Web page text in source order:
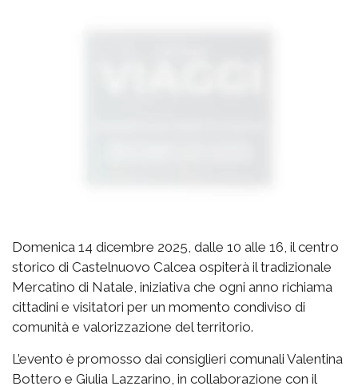
Domenica 14 dicembre 2025, dalle 10 alle 16, il centro
storico di Castelnuovo Calcea ospiterà il tradizionale
Mercatino di Natale, iniziativa che ogni anno richiama
cittadini e visitatori per un momento condiviso di
comunità e valorizzazione del territorio.
L’evento è promosso dai consiglieri comunali Valentina
Bottero e Giulia Lazzarino, in collaborazione con il